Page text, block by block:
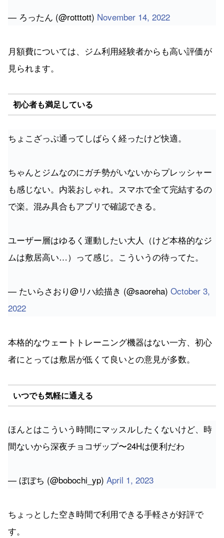
— ろったん (@rotttott) November 14, 2022
月額費については、ジム利用経験者からも高い評価が
見られます。
初心者も満足している
ちょこざっぷ通ってしばらく経ったけど快適。
ちゃんとジムなのにガチ勢がいないからプレッシャー
も感じない。内装おしゃれ。スマホで全て完結するの
で楽。混み具合もアプリで確認できる。
ユーザー層はゆるく運動したい大人（けど本格的なジ
ムは敷居高い…）って感じ。こういうの待ってた。
— たいらさおり@リハ絵描き (@saoreha) October 3,
2022
本格的なウェートトレーニング機器はない一方、初心
者にとっては敷居が低くて良いとの意見が多数。
いつでも気軽に通える
ほんとはこういう時間にマッスルしたくないけど、時
間ないから深夜チョコザップ〜24Hは便利だわ
— ぼぼち (@bobochi_yp) April 1, 2023
ちょっとした空き時間で利用できる手軽さが好評で
す。